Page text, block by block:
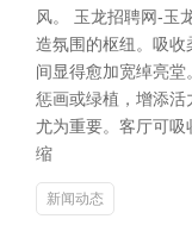
风。 玉龙招聘网-玉
造氛围的枢纽。吸
间显得愈加宽绰亮
惩画或绿植，增添
尤为重要。客厅可
缩
新闻动态